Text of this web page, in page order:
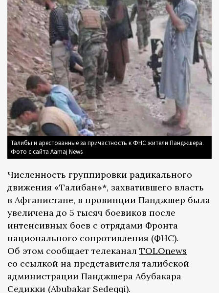
Талибы и арестованные за причастность к ФНС жители Панджшера.
Фото с сайта Aamaj News
Численность группировки радикального
движения «Талибан»*, захватившего власть
в Афганистане, в провинции Панджшер была
увеличена до 5 тысяч боевиков после
интенсивных боев с отрядами Фронта
национального сопротивления (ФНС).
Об этом сообщает телеканал TOLOnews
со ссылкой на представителя талибской
администрации Панджшера Абубакара
Седикки (Abubakar Sedeqqi).